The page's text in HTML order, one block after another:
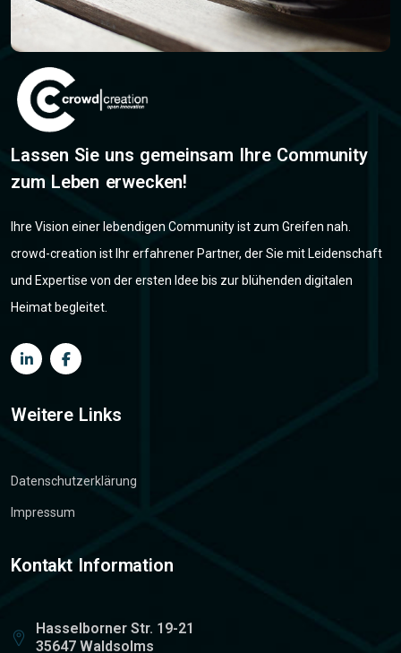
Lassen Sie uns gemeinsam Ihre Community
zum Leben erwecken!
Ihre Vision einer lebendigen Community ist zum Greifen nah.
crowd-creation ist Ihr erfahrener Partner, der Sie mit Leidenschaft
und Expertise von der ersten Idee bis zur blühenden digitalen
Heimat begleitet.
Weitere Links
Datenschutzerklärung
Impressum
Kontakt Information
Hasselborner Str. 19-21
35647 Waldsolms